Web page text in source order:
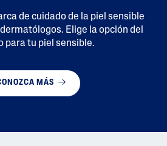
de cuidado de la piel sensible
Elige la opción del
para tu piel sensible.
MÁS